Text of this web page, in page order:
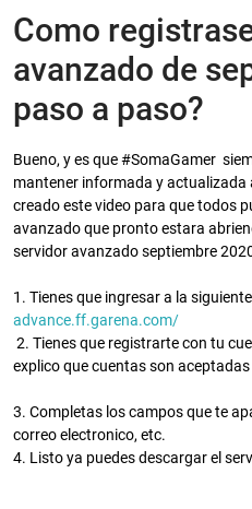
Como
avanzado de
paso a paso?
Bueno, y es que #SomaGamer
mantener informada y actualizada
creado este video para que todos
avanzado que pronto estara
servidor avanzado septiembre
1. Tienes que ingresar a la
advance.ff.garena.com/
2. Tienes que registrarte con tu
explico que cuentas son
3. Completas los campos que te
correo electronico, etc.
4. Listo ya puedes descargar el